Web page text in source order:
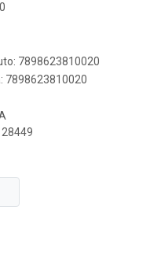
7898623810020
7898623810020
28449